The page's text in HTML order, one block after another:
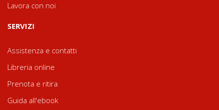
Lavora con noi
SERVIZI
Assistenza e contatti
Libreria online
Prenota e ritira
Guida all'ebook